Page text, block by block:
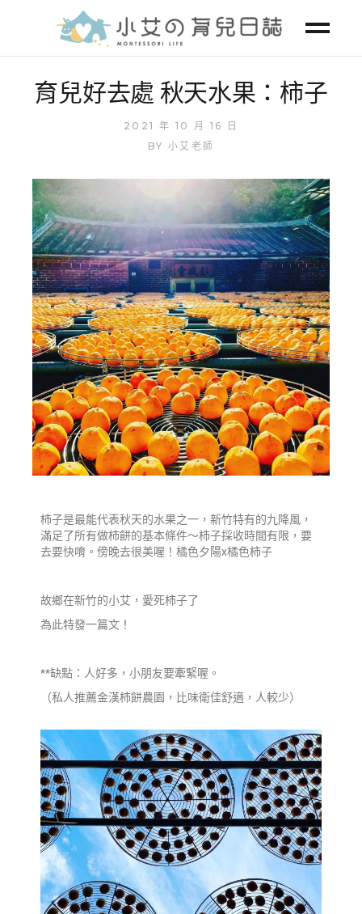
育兒好去處 秋天水果：柿子
2021 年 10 月 16 日
BY 小艾老師
柿子是最能代表秋天的水果之一，新竹特有的九降風，
滿足了所有做柿餅的基本條件～柿子採收時間有限，要
去要快唷。傍晚去很美喔！橘色夕陽x橘色柿子
故鄉在新竹的小艾，愛死柿子了
為此特發一篇文！
**缺點：人好多，小朋友要牽緊喔。
（私人推薦金漢柿餅農園，比味衛佳舒適，人較少）